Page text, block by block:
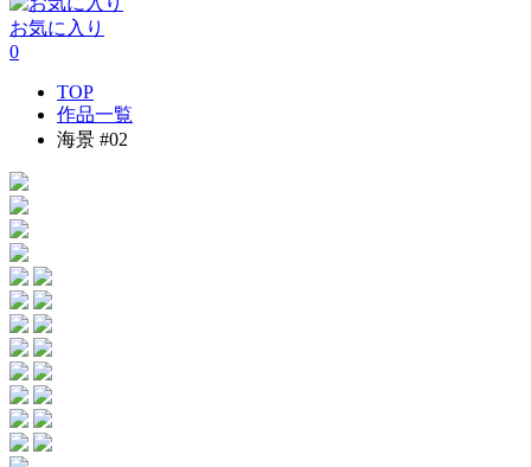
お気に入り
0
TOP
作品一覧
海景 #02